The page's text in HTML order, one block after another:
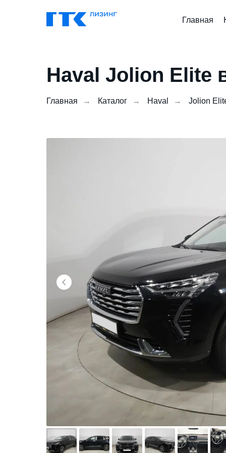
Главная
Haval Jolion Elite
Главная → Каталог → Haval → Jolion